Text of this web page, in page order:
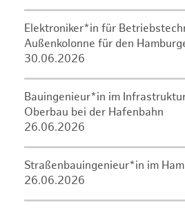
Elektroniker*in für
Außenkolonne für den
30.06.2026
Bauingenieur*in im
Oberbau bei der Hafenbahn
26.06.2026
Straßenbauingenieur*in im
26.06.2026